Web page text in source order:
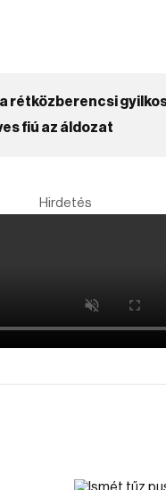
rétközberencsi
fiú az áldozat
Hirdetés